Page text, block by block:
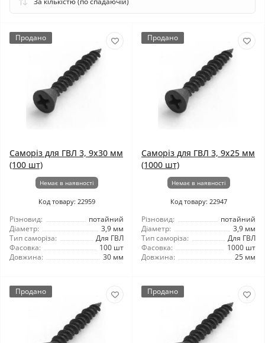
Продано
Саморіз для ГВЛ 3, 9x30 мм
(100 шт)
Немає в наявності
Код товару: 22959
Різновид:
потайний
Діаметр:
3,9 мм
Тип саморіза:
Для ГВЛ
Фасовка:
100 шт
Довжина:
30 мм
Продано
Саморіз для ГВЛ 3, 9x25 мм
(1000 шт)
Немає в наявності
Код товару: 22947
Різновид:
потайний
Діаметр:
3,9 мм
Тип саморіза:
Для ГВЛ
Фасовка:
1000 шт
Довжина:
25 мм
Продано Продано